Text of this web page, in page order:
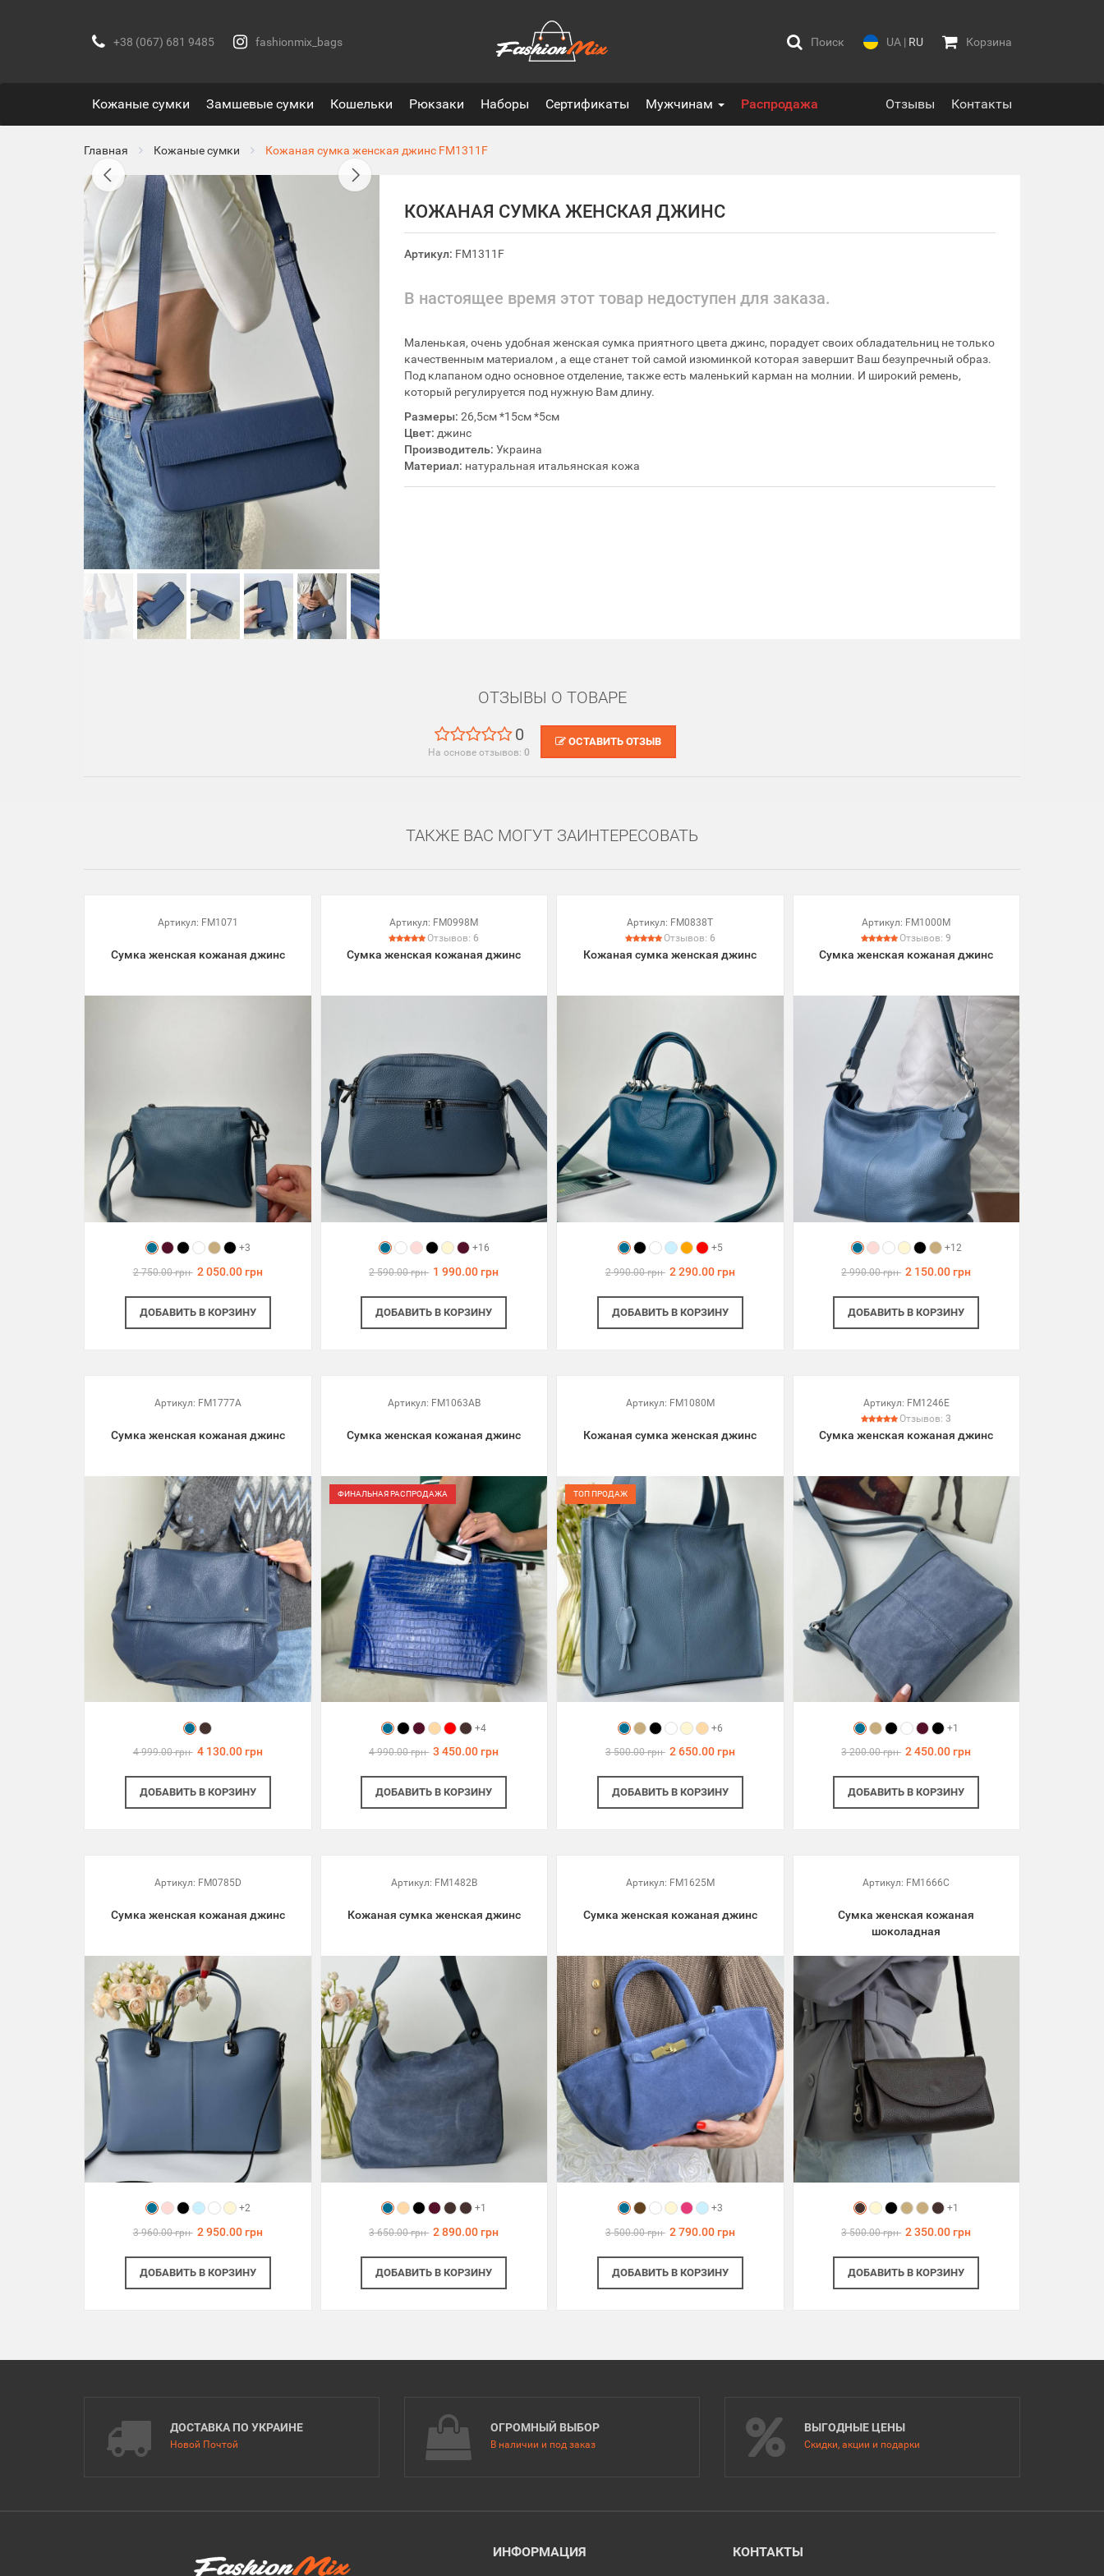
+38 (067) 681 9485 fashionmix_bags Поиск UA | RU Корзина
Кожаные сумки Замшевые сумки Кошельки Рюкзаки Наборы Сертификаты Мужчинам Распродажа Отзывы Контакты
Главная Кожаные сумки Кожаная сумка женская джинс FM1311F
КОЖАНАЯ СУМКА ЖЕНСКАЯ ДЖИНС
Артикул: FM1311F
В настоящее время этот товар недоступен для заказа.
Маленькая, очень удобная женская сумка приятного цвета джинс, порадует своих обладательниц не только
качественным материалом , а еще станет той самой изюминкой которая завершит Ваш безупречный образ.
Под клапаном одно основное отделение, также есть маленький карман на молнии. И широкий ремень,
который регулируется под нужную Вам длину.
Размеры: 26,5см *15см *5см
Цвет: джинс
Производитель: Украина
Материал: натуральная итальянская кожа
ОТЗЫВЫ О ТОВАРЕ
0
На основе отзывов: 0
ОСТАВИТЬ ОТЗЫВ
ТАКЖЕ ВАС МОГУТ ЗАИНТЕРЕСОВАТЬ
Артикул: FM1071
Сумка женская кожаная джинс
+3
2 750.00 грн 2 050.00 грн
ДОБАВИТЬВ КОРЗИНУ
Артикул: FM0998M
Отзывов:6
Сумка женская кожаная джинс
+16
2 590.00 грн 1 990.00 грн
ДОБАВИТЬ В КОРЗИНУ
Артикул: FM0838T
Отзывов: 6
Кожаная сумка женская джинс
+5
2 990.00 грн 2 290.00 грн
ДОБАВИТЬВ КОРЗИНУ
Артикул: FM1000M
Отзывов:9
Сумка женская кожаная джинс
+12
2 990.00 грн 2 150.00 грн
ДОБАВИТЬ В КОРЗИНУ
Артикул: FM1777A
Сумка женская кожаная джинс
4 999.00 грн 4 130.00 грн
ДОБАВИТЬВ КОРЗИНУ
Артикул: FM1063AB
Сумка женская кожаная джинс
ФИНАЛЬНАЯ РАСПРОДАЖА
+4
4 990.00 грн 3 450.00 грн
ДОБАВИТЬ В КОРЗИНУ
Артикул: FM1080M
Кожаная сумка женская джинс
ТОП ПРОДАЖ
+6
3 500.00 грн 2 650.00 грн
ДОБАВИТЬВ КОРЗИНУ
Артикул: FM1246E
Отзывов:3
Сумка женская кожаная джинс
+1
3 200.00 грн 2 450.00 грн
ДОБАВИТЬ В КОРЗИНУ
Артикул: FM0785D
Сумка женская кожаная джинс
+2
3 960.00 грн 2 950.00 грн
ДОБАВИТЬВ КОРЗИНУ
Артикул: FM1482B
Кожаная сумка женская джинс
+1
3 650.00 грн 2 890.00 грн
ДОБАВИТЬ В КОРЗИНУ
Артикул: FM1625M
Сумка женская кожаная джинс
+3
3 500.00 грн 2 790.00 грн
ДОБАВИТЬВ КОРЗИНУ
Артикул: FM1666C
Сумка женская кожаная
шоколадная
+1
3 500.00 грн 2 350.00 грн
ДОБАВИТЬ В КОРЗИНУ
ДОСТАВКА ПО УКРАИНЕ
Новой Почтой
ОГРОМНЫЙ ВЫБОР
В наличии и под заказ
ВЫГОДНЫЕ ЦЕНЫ
Скидки, акции и подарки
ИНФОРМАЦИЯ КОНТАКТЫ